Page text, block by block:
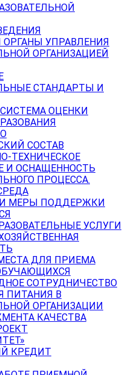
ОРГАНЫ УПРАВЛЕНИЯ
ОРГАНИЗАЦИЕЙ
СТАНДАРТЫ И
ОЦЕНКИ
СОСТАВ
ТЕХНИЧЕСКОЕ
И ОСНАЩЕННОСТЬ
ПРОЦЕССА.
МЕРЫ ПОДДЕРЖКИ
УСЛУГИ
ДЛЯ ПРИЕМА
СОТРУДНИЧЕСТВО
ПИТАНИЯ В
ОРГАНИЗАЦИИ
КАЧЕСТВА
КРЕДИТ